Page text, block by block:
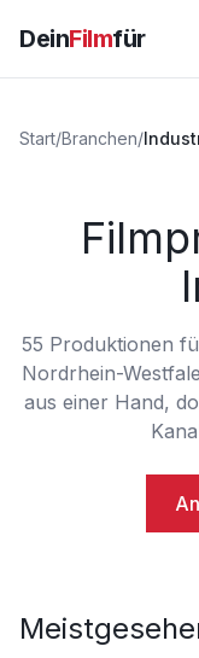
DeinFilmfür
Start/Branchen/
55 Produktionen
Nordrhein-
aus einer Hand,